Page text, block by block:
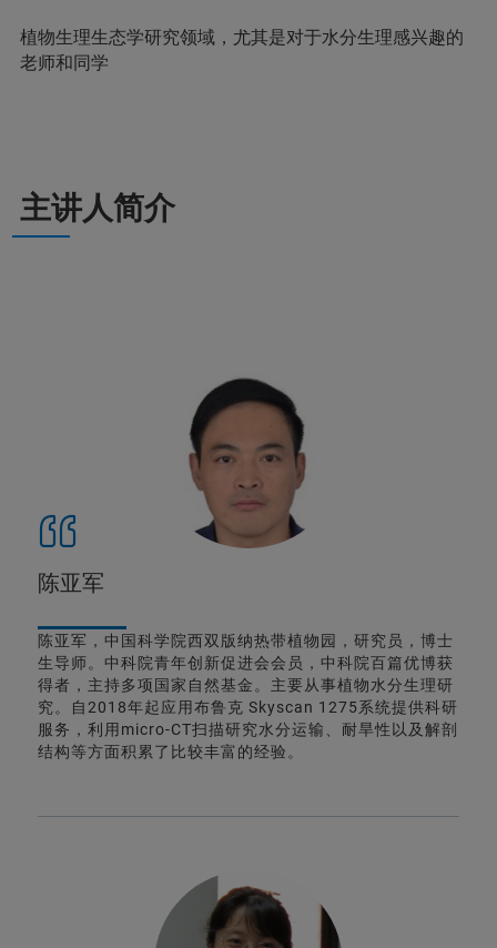
植物生理生态学研究领域，尤其是对于水分生理感兴趣的
老师和同学
主讲人简介
陈亚军
陈亚军，中国科学院西双版纳热带植物园，研究员，博士
生导师。中科院青年创新促进会会员，中科院百篇优博获
得者，主持多项国家自然基金。主要从事植物水分生理研
究。自2018年起应用布鲁克 Skyscan 1275系统提供科研
服务，利用micro-CT扫描研究水分运输、耐旱性以及解剖
结构等方面积累了比较丰富的经验。